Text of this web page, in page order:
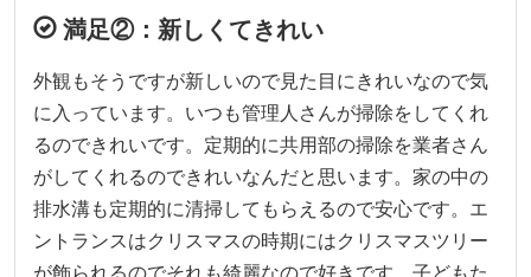
満足②：新しくてきれい
外観もそうですが新しいので見た目にきれいなので気
に入っています。いつも管理人さんが掃除をしてくれ
るのできれいです。定期的に共用部の掃除を業者さん
がしてくれるのできれいなんだと思います。家の中の
排水溝も定期的に清掃してもらえるので安心です。エ
ントランスはクリスマスの時期にはクリスマスツリー